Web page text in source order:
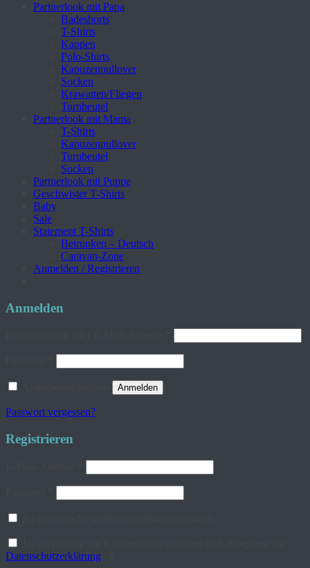
Partnerlook mit Papa
Badeshorts
T-Shirts
Kappen
Polo-Shirts
Kapuzenpullover
Socken
Krawatten/Fliegen
Turnbeutel
Partnerlook mit Mama
T-Shirts
Kapuzenpullover
Turnbeutel
Socken
Partnerlook mit Puppe
Geschwister T-Shirts
Baby
Sale
Statement T-Shirts
Betrunken – Deutsch
Caravan-Zone
Anmelden / Registrieren
Anmelden
Anmelden
Passwort vergessen?
Registrieren
Datenschutzerklärung